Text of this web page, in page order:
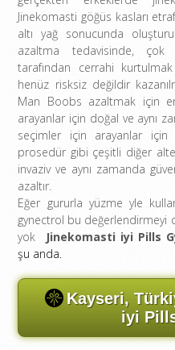
Jinekomasti göğüs kasları
altı yağ sonucunda
azaltma tedavisinde, çok
tarafından cerrahi
henüz risksiz değildir
Man Boobs azaltmak için
arayanlar için doğal ve aynı
seçimler için arayanlar
prosedür gibi çeşitli diğer
invaziv ve aynı zamanda
azaltır.
Eğer gururla yüzme yle
gynectrol bu değerlendirmeyi
yok
Jinekomasti iyi Pills
şu anda.
Kayseri,
iyi